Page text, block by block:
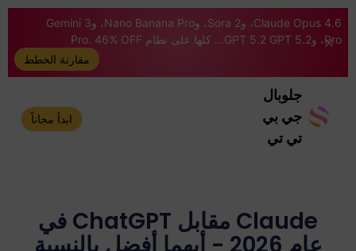
Claude Opus 4.6، وSora 2، وNano Banana Pro، وGemini 3
Pro، وGPT 5.2 GPT 5.2... كلها على نظام Pro. 46% OFF
مقارنة الخطط
جلوبال
جي بي
تي تي
ابدأ مجاناً
Claude مقابل ChatGPT في